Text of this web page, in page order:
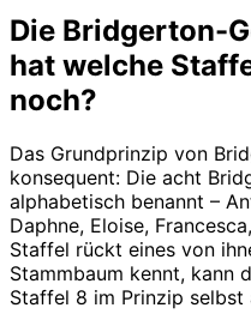
Die Bridgerton-
hat welche
noch?
Das Grundprinzip von
konsequent: Die acht
alphabetisch benannt –
Daphne, Eloise,
Staffel rückt eines von
Stammbaum kennt, kann
Staffel 8 im Prinzip selbst